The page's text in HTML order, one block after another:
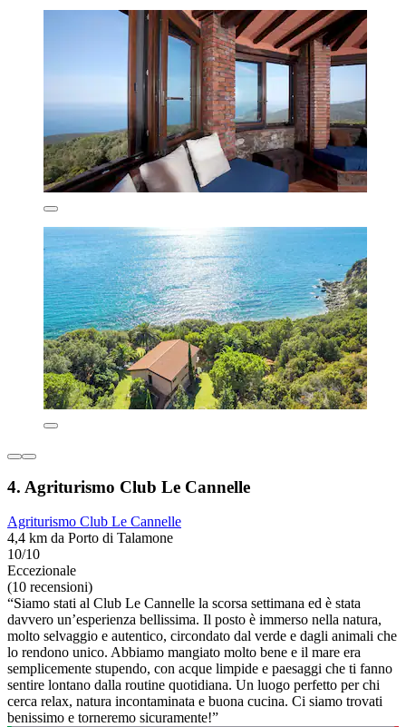
4. Agriturismo Club Le Cannelle
Agriturismo Club Le Cannelle
4,4 km da Porto di Talamone
10/10
Eccezionale
(10 recensioni)
“Siamo stati al Club Le Cannelle la scorsa settimana ed è stata
davvero un’esperienza bellissima. Il posto è immerso nella natura,
molto selvaggio e autentico, circondato dal verde e dagli animali che
lo rendono unico. Abbiamo mangiato molto bene e il mare era
semplicemente stupendo, con acque limpide e paesaggi che ti fanno
sentire lontano dalla routine quotidiana. Un luogo perfetto per chi
cerca relax, natura incontaminata e buona cucina. Ci siamo trovati
benissimo e torneremo sicuramente!”